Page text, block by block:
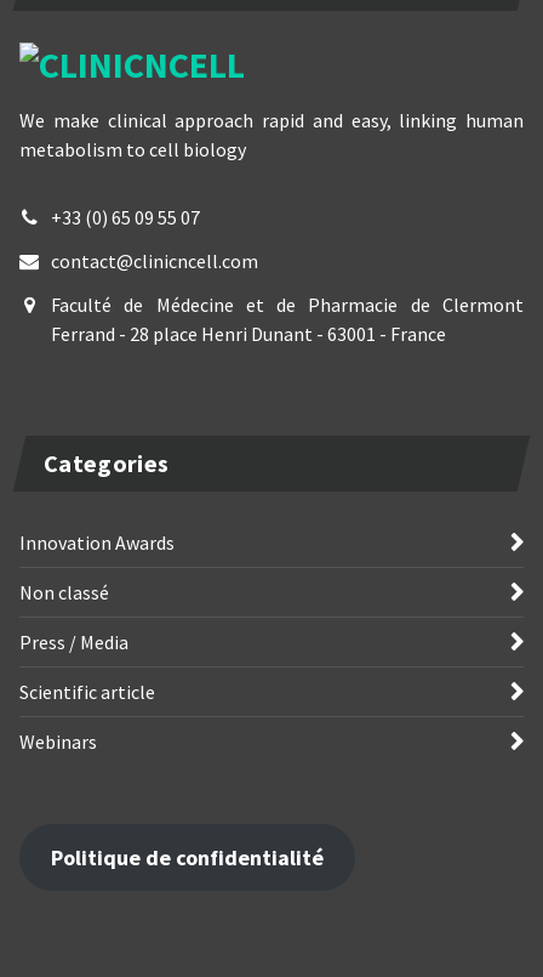
We make clinical approach rapid and easy, linking human
metabolism to cell biology
+33 (0) 65 09 55 07
contact@clinicncell.com
Faculté de Médecine et de Pharmacie de Clermont
Ferrand - 28 place Henri Dunant - 63001 - France
Categories
Innovation Awards
Non classé
Press / Media
Scientific article
Webinars
Politique de confidentialité